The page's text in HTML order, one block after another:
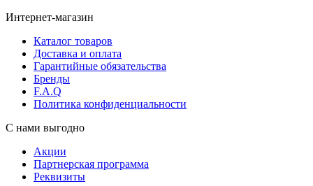
Интернет-магазин
Каталог товаров
Доставка и оплата
Гарантийные обязательства
Бренды
F.A.Q
Политика конфиденциальности
С нами выгодно
Акции
Партнерская программа
Реквизиты